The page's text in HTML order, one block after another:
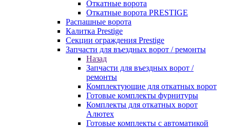
Откатные ворота
Откатные ворота PRESTIGE
Распашные ворота
Калитка Prestige
Секции ограждения Prestige
Запчасти для въездных ворот / ремонты
Назад
Запчасти для въездных ворот /
ремонты
Комплектующие для откатных ворот
Готовые комплекты фурнитуры
Комплекты для откатных ворот
Алютех
Готовые комплекты с автоматикой